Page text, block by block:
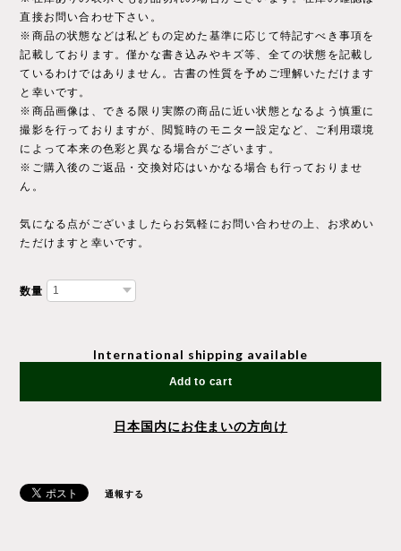
直接お問い合わせ下さい。
※商品の状態などは私どもの定めた基準に応じて特記すべき事項を
記載しております。僅かな書き込みやキズ等、全ての状態を記載し
ているわけではありません。古書の性質を予めご理解いただけます
と幸いです。
※商品画像は、できる限り実際の商品に近い状態となるよう慎重に
撮影を行っておりますが、閲覧時のモニター設定など、ご利用環境
によって本来の色彩と異なる場合がございます。
※ご購入後のご返品・交換対応はいかなる場合も行っておりませ
ん。
気になる点がございましたらお気軽にお問い合わせの上、お求めい
ただけますと幸いです。
数量
International shipping available
Add to cart
日本国内にお住まいの方向け
通報する